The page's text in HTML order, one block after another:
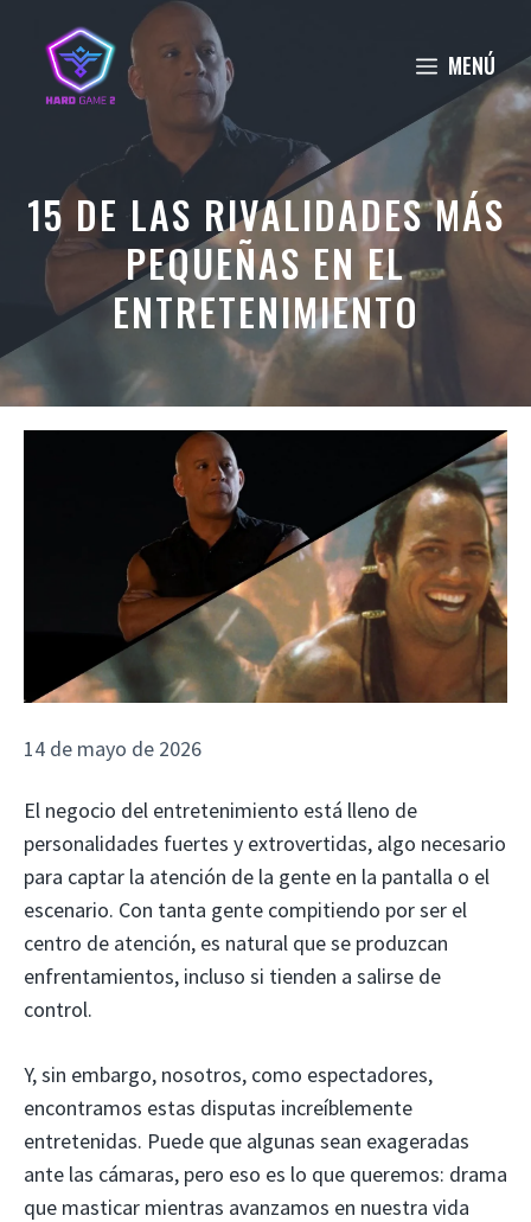
contenido
MENÚ
15 DE LAS RIVALIDADES MÁS
PEQUEÑAS EN EL
ENTRETENIMIENTO
14 de mayo de 2026
El negocio del entretenimiento está lleno de
personalidades fuertes y extrovertidas, algo necesario
para captar la atención de la gente en la pantalla o el
escenario. Con tanta gente compitiendo por ser el
centro de atención, es natural que se produzcan
enfrentamientos, incluso si tienden a salirse de
control.
Y, sin embargo, nosotros, como espectadores,
encontramos estas disputas increíblemente
entretenidas. Puede que algunas sean exageradas
ante las cámaras, pero eso es lo que queremos: drama
que masticar mientras avanzamos en nuestra vida